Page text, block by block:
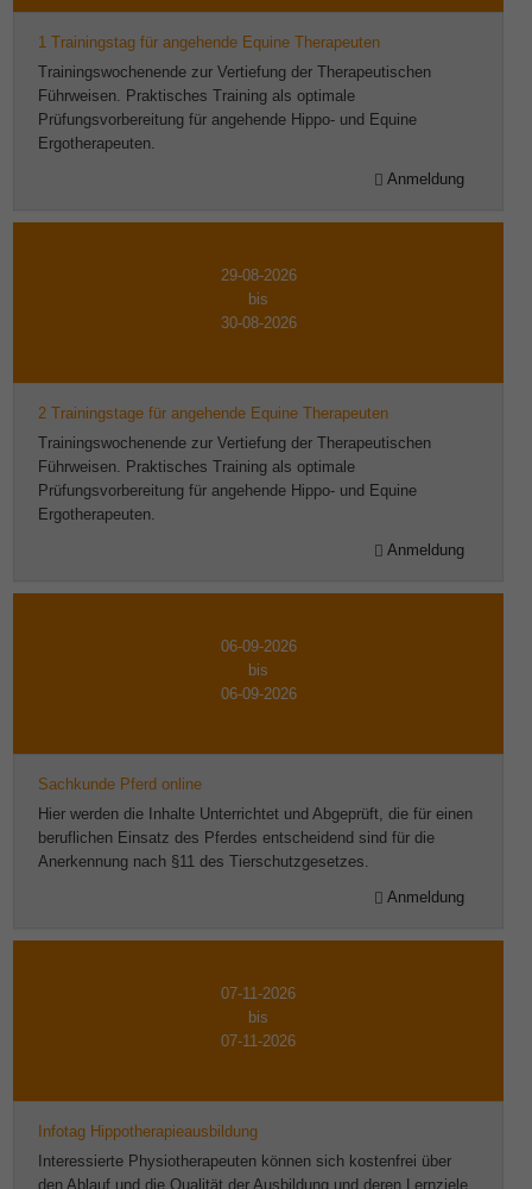
1 Trainingstag für angehende Equine Therapeuten
Trainingswochenende zur Vertiefung der Therapeutischen
Führweisen. Praktisches Training als optimale
Prüfungsvorbereitung für angehende Hippo- und Equine
Ergotherapeuten.
Anmeldung
29-08-2026
bis
30-08-2026
2 Trainingstage für angehende Equine Therapeuten
Trainingswochenende zur Vertiefung der Therapeutischen
Führweisen. Praktisches Training als optimale
Prüfungsvorbereitung für angehende Hippo- und Equine
Ergotherapeuten.
Anmeldung
06-09-2026
bis
06-09-2026
Sachkunde Pferd online
Hier werden die Inhalte Unterrichtet und Abgeprüft, die für einen
beruflichen Einsatz des Pferdes entscheidend sind für die
Anerkennung nach §11 des Tierschutzgesetzes.
Anmeldung
07-11-2026
bis
07-11-2026
Infotag Hippotherapieausbildung
Interessierte Physiotherapeuten können sich kostenfrei über
den Ablauf und die Qualität der Ausbildung und deren Lernziele